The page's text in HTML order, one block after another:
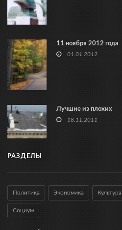
11 ноября 2012 года
01.01.2012
Лучшие из плохих
18.11.2011
РАЗДЕЛЫ
Политика Экономика Культура
Социум